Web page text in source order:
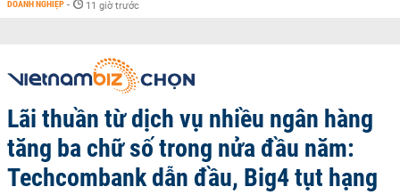
DOANH NGHIỆP - 11 giờ trước
Lãi thuần từ dịch vụ nhiều ngân hàng
tăng ba chữ số trong nửa đầu năm:
Techcombank dẫn đầu, Big4 tụt hạng